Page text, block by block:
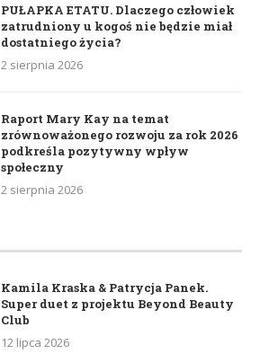
PUŁAPKA ETATU. Dlaczego człowiek
zatrudniony u kogoś nie będzie miał
dostatniego życia?
2 sierpnia 2026
Raport Mary Kay na temat
zrównoważonego rozwoju za rok 2026
podkreśla pozytywny wpływ
społeczny
2 sierpnia 2026
Kamila Kraska & Patrycja Panek.
Super duet z projektu Beyond Beauty
Club
12 lipca 2026